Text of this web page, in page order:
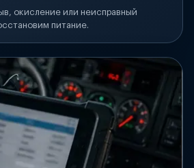
окисление или неисправный
питание.